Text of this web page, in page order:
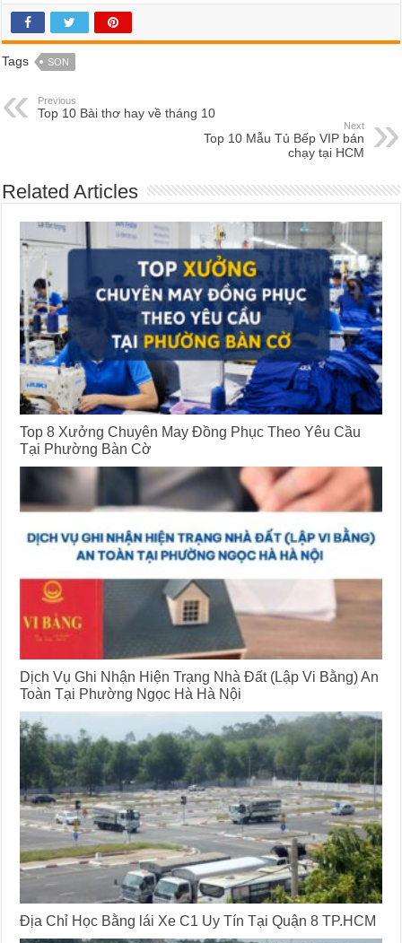
Tags SON
Previous
Top 10 Bài thơ hay về tháng 10
Next
Top 10 Mẫu Tủ Bếp VIP bán
chạy tại HCM
Related Articles
Top 8 Xưởng Chuyên May Đồng Phục Theo Yêu Cầu
Tại Phường Bàn Cờ
Dịch Vụ Ghi Nhận Hiện Trạng Nhà Đất (Lập Vi Bằng) An
Toàn Tại Phường Ngọc Hà Hà Nội
Địa Chỉ Học Bằng lái Xe C1 Uy Tín Tại Quận 8 TP.HCM